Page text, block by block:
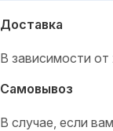
Доставка
В зависимости от
Самовывоз
В случае, если